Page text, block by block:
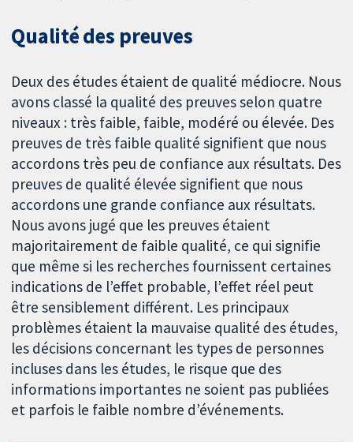
Qualité des preuves
Deux des études étaient de qualité médiocre. Nous
avons classé la qualité des preuves selon quatre
niveaux : très faible, faible, modéré ou élevée. Des
preuves de très faible qualité signifient que nous
accordons très peu de confiance aux résultats. Des
preuves de qualité élevée signifient que nous
accordons une grande confiance aux résultats.
Nous avons jugé que les preuves étaient
majoritairement de faible qualité, ce qui signifie
que même si les recherches fournissent certaines
indications de l’effet probable, l’effet réel peut
être sensiblement différent. Les principaux
problèmes étaient la mauvaise qualité des études,
les décisions concernant les types de personnes
incluses dans les études, le risque que des
informations importantes ne soient pas publiées
et parfois le faible nombre d’événements.